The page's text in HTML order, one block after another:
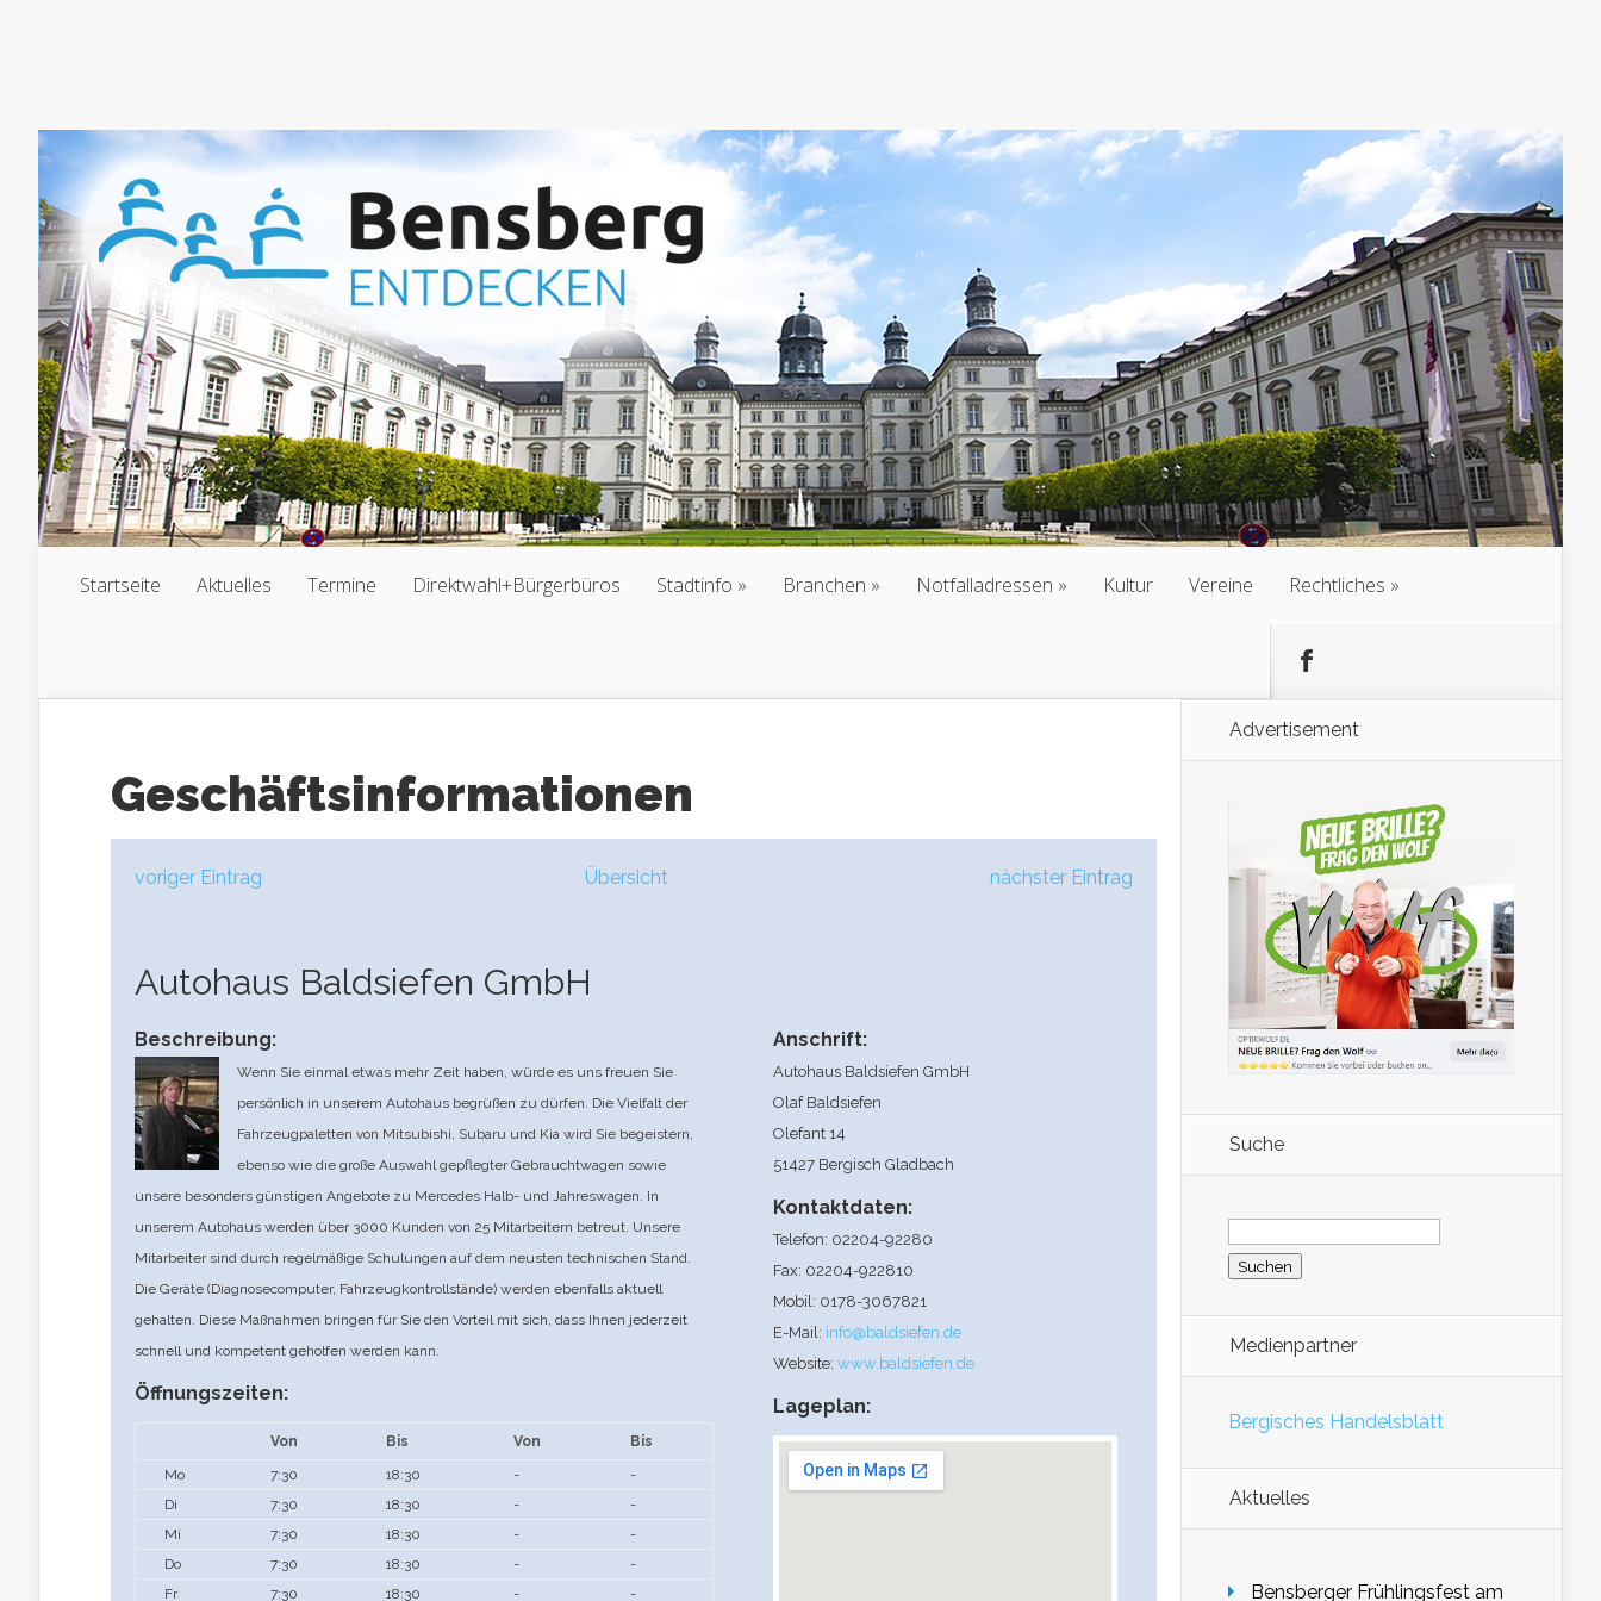
Startseite Aktuelles Termine Direktwahl+Bürgerbüros Stadtinfo Branchen Notfalladressen Kultur Vereine Rechtliches
Geschäftsinformationen
voriger Eintrag Übersicht nächster Eintrag
Autohaus Baldsiefen GmbH
Beschreibung:
Wenn Sie einmal etwas mehr Zeit haben, würde es uns freuen Sie
persönlich in unserem Autohaus begrüßen zu dürfen. Die Vielfalt der
Fahrzeugpaletten von Mitsubishi, Subaru und Kia wird Sie begeistern,
ebenso wie die große Auswahl gepflegter Gebrauchtwagen sowie
unsere besonders günstigen Angebote zu Mercedes Halb- und Jahreswagen. In
unserem Autohaus werden über 3000 Kunden von 25 Mitarbeitern betreut. Unsere
Mitarbeiter sind durch regelmäßige Schulungen auf dem neusten technischen Stand.
Die Geräte (Diagnosecomputer, Fahrzeugkontrollstände) werden ebenfalls aktuell
gehalten. Diese Maßnahmen bringen für Sie den Vorteil mit sich, dass Ihnen jederzeit
schnell und kompetent geholfen werden kann.
Öffnungszeiten:
Von Bis Von
Bis
Mo
7:30 18:30 -
-
Di
7:30 18:30 -
-
Mi
7:30 18:30 -
-
Do
7:30 18:30 -
-
Fr
7:30 18:30 - -
Anschrift:
Autohaus Baldsiefen GmbH
Olaf Baldsiefen
Olefant 14
51427 Bergisch Gladbach
Kontaktdaten:
Telefon: 02204-92280
Fax: 02204-922810
Mobil: 0178-3067821
E-Mail: info@baldsiefen.de
Website:www.baldsiefen.de
Lageplan:
Advertisement
Suche
Suchen
Medienpartner
Bergisches Handelsblatt
Aktuelles
Bensberger Frühlingsfest am